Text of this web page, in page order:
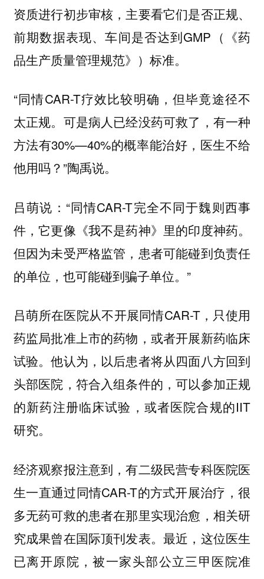
资质进行初步审核，主要看它们是否正规、
前期数据表现、车间是否达到GMP（《药
品生产质量管理规范》）标准。
“同情CAR-T疗效比较明确，但毕竟途径不
太正规。可是病人已经没药可救了，有一种
方法有30%—40%的概率能治好，医生不给
他用吗？”陶禹说。
吕萌说：“同情CAR-T完全不同于魏则西事
件，它更像《我不是药神》里的印度神药。
但因为未受严格监管，患者可能碰到负责任
的单位，也可能碰到骗子单位。”
吕萌所在医院从不开展同情CAR-T，只使用
药监局批准上市的药物，或者开展新药临床
试验。他认为，以后患者将从四面八方回到
头部医院，符合入组条件的，可以参加正规
的新药注册临床试验，或者医院合规的IIT
研究。
经济观察报注意到，有二级民营专科医院医
生一直通过同情CAR-T的方式开展治疗，很
多无药可救的患者在那里实现治愈，相关研
究成果曾在国际顶刊发表。最近，这位医生
已离开原院，被一家头部公立三甲医院准